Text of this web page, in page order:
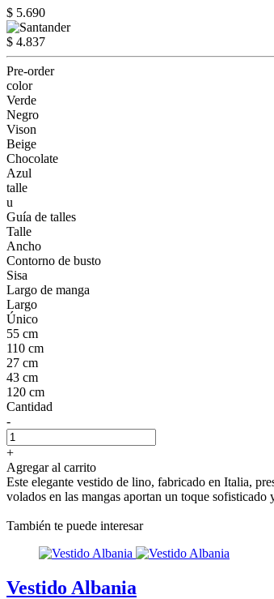
$ 5.690
$ 4.837
Pre-order
color
Verde
Negro
Vison
Beige
Chocolate
Azul
talle
u
Guía de talles
Talle
Ancho
Contorno de busto
Sisa
Largo de manga
Largo
Único
55 cm
110 cm
27 cm
43 cm
120 cm
Cantidad
-
+
Agregar al carrito
Este elegante vestido de lino, fabricado en Italia,
volados en las mangas aportan un toque
También te puede interesar
Vestido Albania